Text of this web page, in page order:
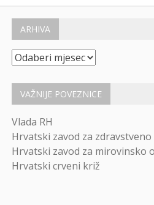
ARHIVA
Arhiva
VAŽNIJE POVEZNICE
Vlada RH
Hrvatski zavod za
Hrvatski zavod za mirovinsko
Hrvatski crveni križ